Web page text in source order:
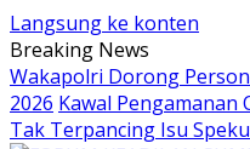
Langsung ke konten
Breaking News
Wakapolri Dorong
2026 Kawal Pengamanan
Tak Terpancing Isu